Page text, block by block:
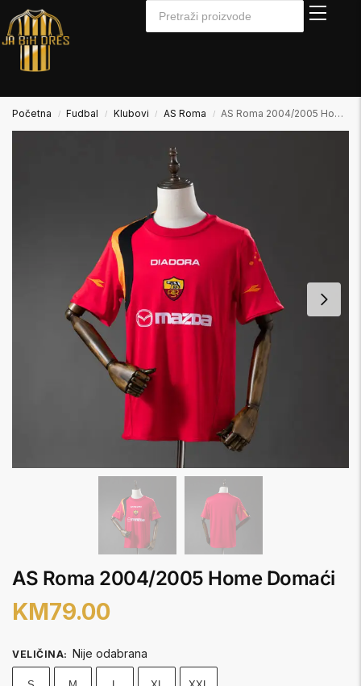
Početna / Fudbal / Klubovi / AS Roma / AS Roma 2004/2005 Home Domaći
AS Roma 2004/2005 Home Domaći
KM79.00
VELIČINA: Nije odabrana